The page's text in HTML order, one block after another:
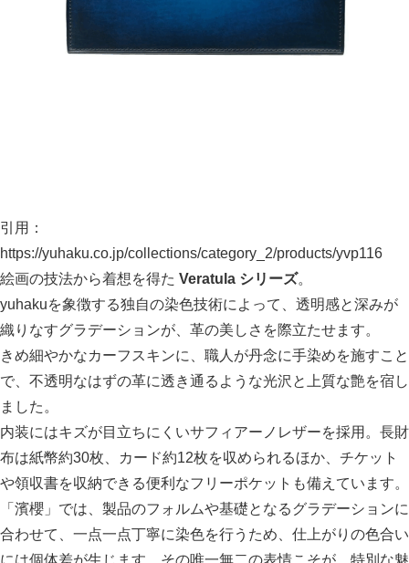
引用：
https://yuhaku.co.jp/collections/category_2/products/yvp116
絵画の技法から着想を得た Veratula シリーズ。
yuhakuを象徴する独自の染色技術によって、透明感と深みが
織りなすグラデーションが、革の美しさを際立たせます。
きめ細やかなカーフスキンに、職人が丹念に手染めを施すこと
で、不透明なはずの革に透き通るような光沢と上質な艶を宿し
ました。
内装にはキズが目立ちにくいサフィアーノレザーを採用。長財
布は紙幣約30枚、カード約12枚を収められるほか、チケット
や領収書を収納できる便利なフリーポケットも備えています。
「濱櫻」では、製品のフォルムや基礎となるグラデーションに
合わせて、一点一点丁寧に染色を行うため、仕上がりの色合い
には個体差が生じます。その唯一無二の表情こそが、特別な魅